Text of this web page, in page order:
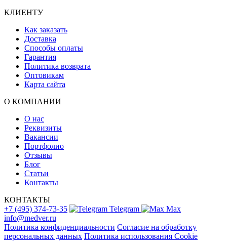
КЛИЕНТУ
Как заказать
Доставка
Способы оплаты
Гарантия
Политика возврата
Оптовикам
Карта сайта
О КОМПАНИИ
О нас
Реквизиты
Вакансии
Портфолио
Отзывы
Блог
Статьи
Контакты
КОНТАКТЫ
+7 (495) 374-73-35
Telegram
Max
info@medver.ru
Политика конфиденциальности Согласие на обработку
персональных данных Политика использования Cookie